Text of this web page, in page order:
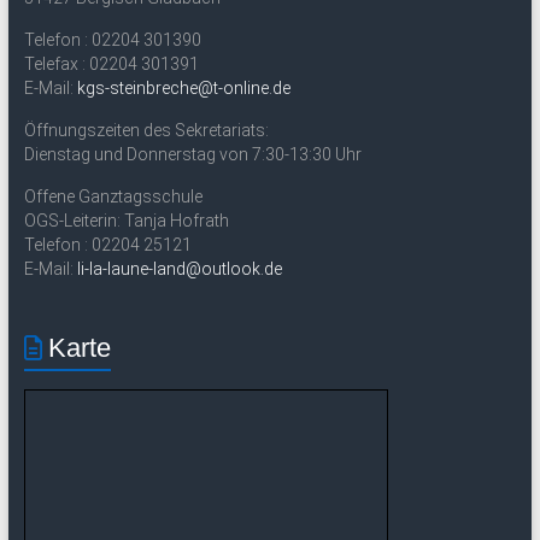
Telefon : 02204 301390
Telefax : 02204 301391
E-Mail: kgs-steinbreche@t-online.de
Öffnungszeiten des Sekretariats:
Dienstag und Donnerstag von 7:30-13:30 Uhr
Offene Ganztagsschule
OGS-Leiterin: Tanja Hofrath
Telefon : 02204 25121
E-Mail: li-la-laune-land@outlook.de
Karte